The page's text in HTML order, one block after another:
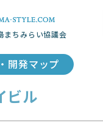
まちみらい協議会
開発マップ
ビル